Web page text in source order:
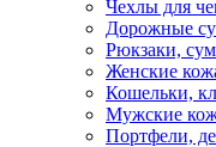
Чехлы для
Дорожные
Рюкзаки,
Женские
Кошельки,
Мужские
Портфели,